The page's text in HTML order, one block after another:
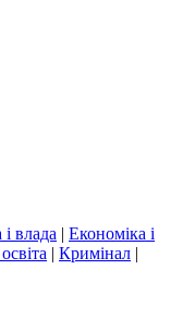
влада | Економіка і
| Кримінал |